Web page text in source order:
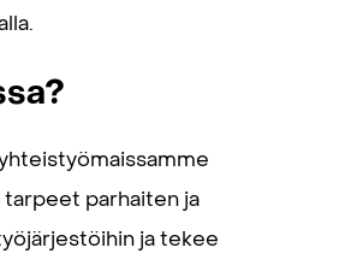
parhaiten ja
ja tekee